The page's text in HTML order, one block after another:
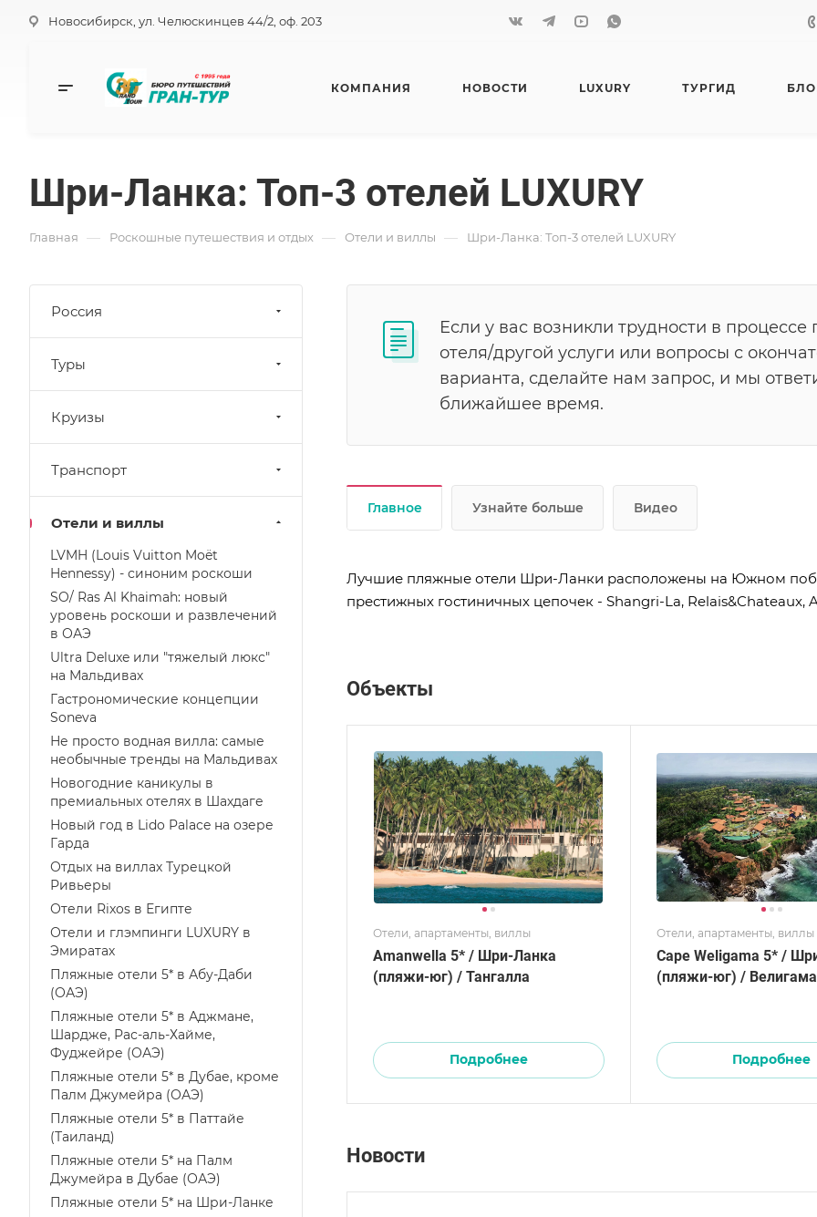
Новосибирск, ул. Челюскинцев 44/2, оф. 203
КОМПАНИЯ НОВОСТИ LUXURY ТУРГИД
Шри-Ланка: Топ-3 отелей LUXURY
Главная — Роскошные путешествия и отдых — Отели и виллы — Шри-Ланка: Топ-3 отелей LUXURY
Если у вас возникли трудности в процессе
отеля/другой услуги или вопросы с
варианта, сделайте нам запрос, и мы
ближайшее время.
Главное Узнайте больше Видео
Лучшие пляжные отели Шри-Ланки расположены на Южном
престижных гостиничных цепочек - Shangri-La, Relais&Chateaux,
Объекты
Отели, апартаменты, виллы
Amanwella 5* / Шри-Ланка
(пляжи-юг) / Тангалла
Подробнее
Отели, апартаменты, виллы
Cape Weligama 5* /
(пляжи-юг) / Велигама
Подробнее
Новости
Россия
Туры
Круизы
Транспорт
Отели и виллы
LVMH (Louis Vuitton Moët
Hennessy) - синоним роскоши
SO/ Ras Al Khaimah: новый
уровень роскоши и развлечений
в ОАЭ
Ultra Deluxe или "тяжелый люкс"
на Мальдивах
Гастрономические концепции
Soneva
Не просто водная вилла: самые
необычные тренды на Мальдивах
Новогодние каникулы в
премиальных отелях в Шахдаге
Новый год в Lido Palace на озере
Гарда
Отдых на виллах Турецкой
Ривьеры
Отели Rixos в Египте
Отели и глэмпинги LUXURY в
Эмиратах
Пляжные отели 5* в Абу-Даби
(ОАЭ)
Пляжные отели 5* в Аджмане,
Шардже, Рас-аль-Хайме,
Фуджейре (ОАЭ)
Пляжные отели 5* в Дубае, кроме
Палм Джумейра (ОАЭ)
Пляжные отели 5* в Паттайе
(Таиланд)
Пляжные отели 5* на Палм
Джумейра в Дубае (ОАЭ)
Пляжные отели 5* на Шри-Ланке